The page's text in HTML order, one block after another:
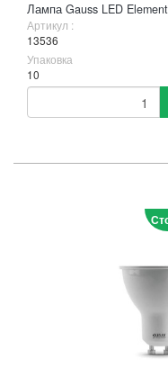
Лампа Gauss LED
Артикул :
13536
Упаковка
10